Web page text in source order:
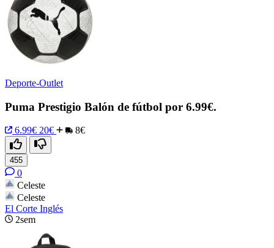
Deporte-Outlet
Puma Prestigio Balón de fútbol por 6.99€.
6.99€ 20€ 8€
455
0
Celeste
Celeste
El Corte Inglés
2sem